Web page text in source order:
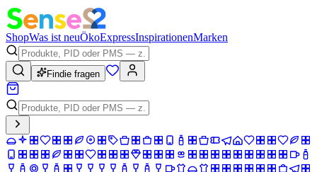
ShopWas ist neuÖkoExpressInspirationenMarken
Findie fragen